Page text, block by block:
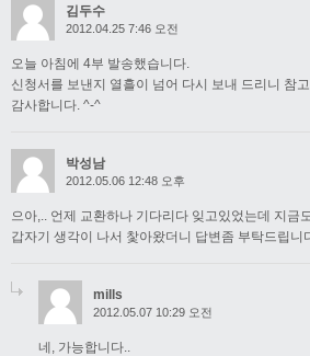
김두수
2012.04.25 7:46 오전
오늘 아침에 4부 발송했습니다.
신청서를 보낸지 열흘이 넘어 다시 보내 드리니 참
감사합니다. ^-^
박성남
2012.05.06 12:48 오후
으아,.. 언제 교환하나 기다리다 잊고있었는데 지금
갑자기 생각이 나서 찿아왔더니 답변좀 부탁드립니
mills
2012.05.07 10:29 오전
네, 가능합니다..